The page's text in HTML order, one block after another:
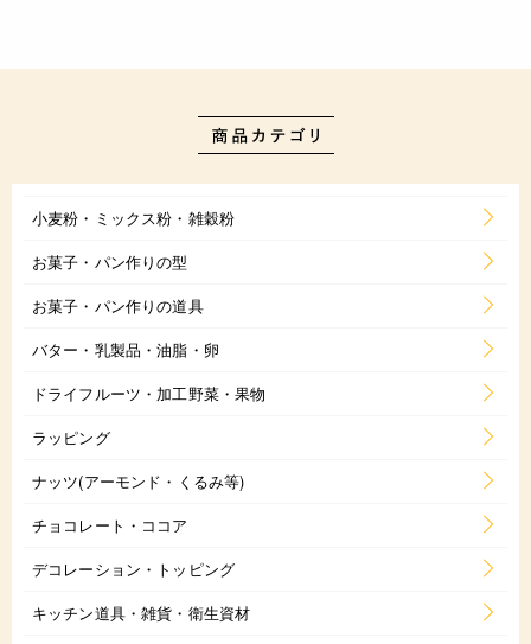
⑨しっかりと冷え固まったらカップから取り出す。
4932503959829
小麦粉・ミックス粉・雑穀粉
お菓子・パン作りの型
お菓子・パン作りの道具
バター・乳製品・油脂・卵
ドライフルーツ・加工野菜・果物
ラッピング
ナッツ(アーモンド・くるみ等)
チョコレート・ココア
デコレーション・トッピング
キッチン道具・雑貨・衛生資材